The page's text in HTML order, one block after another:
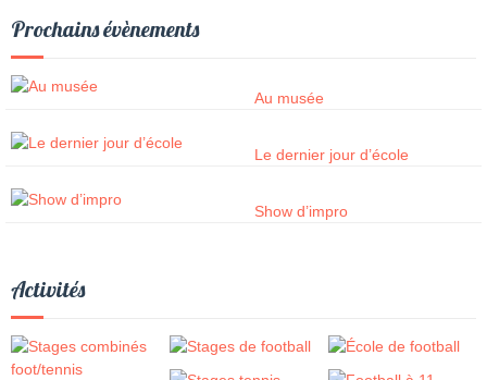
Prochains évènements
Au musée
Le dernier jour d’école
Show d’impro
Activités